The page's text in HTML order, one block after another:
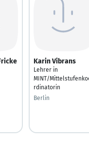
Karin Vibrans
Lehrer in
MINT/
rdinatorin
Berlin